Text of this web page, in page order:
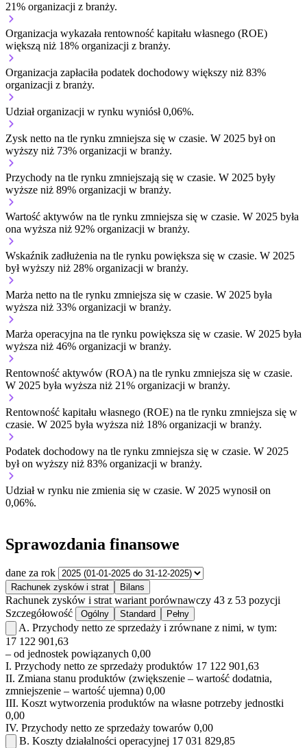
21% organizacji z branży.
Organizacja wykazała rentowność kapitału własnego (ROE)
większą niż 18% organizacji z branży.
Organizacja zapłaciła podatek dochodowy większy niż 83%
organizacji z branży.
Udział organizacji w rynku wyniósł 0,06%.
Zysk netto na tle rynku zmniejsza się w czasie. W 2025 był on
wyższy niż 73% organizacji w branży.
Przychody na tle rynku zmniejszają się w czasie. W 2025 były
wyższe niż 89% organizacji w branży.
Wartość aktywów na tle rynku zmniejsza się w czasie. W 2025 była
ona wyższa niż 92% organizacji w branży.
Wskaźnik zadłużenia na tle rynku powiększa się w czasie. W 2025
był wyższy niż 28% organizacji w branży.
Marża netto na tle rynku zmniejsza się w czasie. W 2025 była
wyższa niż 33% organizacji w branży.
Marża operacyjna na tle rynku powiększa się w czasie. W 2025 była
wyższa niż 46% organizacji w branży.
Rentowność aktywów (ROA) na tle rynku zmniejsza się w czasie.
W 2025 była wyższa niż 21% organizacji w branży.
Rentowność kapitału własnego (ROE) na tle rynku zmniejsza się w
czasie. W 2025 była wyższa niż 18% organizacji w branży.
Podatek dochodowy na tle rynku zmniejsza się w czasie. W 2025
był on wyższy niż 83% organizacji w branży.
Udział w rynku nie zmienia się w czasie. W 2025 wynosił on
0,06%.
Sprawozdania finansowe
dane za rok
Rachunek zysków i strat Bilans
Rachunek zysków i strat wariant porównawczy 43 z 53 pozycji
Szczegółowość
Ogólny Standard Pełny
A. Przychody netto ze sprzedaży i zrównane z nimi, w tym:
17 122 901,63
– od jednostek powiązanych 0,00
I. Przychody netto ze sprzedaży produktów 17 122 901,63
II. Zmiana stanu produktów (zwiększenie – wartość dodatnia,
zmniejszenie – wartość ujemna) 0,00
III. Koszt wytworzenia produktów na własne potrzeby jednostki
0,00
IV. Przychody netto ze sprzedaży towarów 0,00
B. Koszty działalności operacyjnej 17 031 829,85